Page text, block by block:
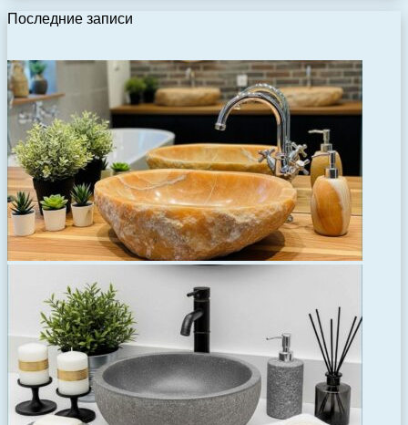
Последние записи